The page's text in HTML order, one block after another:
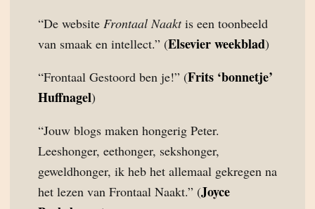
“De website Frontaal Naaktis een toonbeeld
van smaak en intellect.” (Elsevier weekblad)
“Frontaal Gestoord ben je!” (Frits ‘bonnetje’
Huffnagel)
“Jouw blogs maken hongerig Peter.
Leeshonger, eethonger, sekshonger,
geweldhonger, ik heb het allemaal gekregen na
het lezen van Frontaal Naakt.” (Joyce